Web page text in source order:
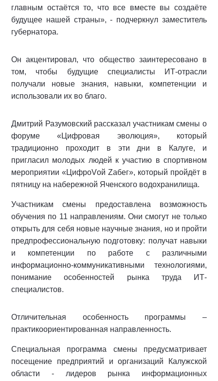
главным остаётся то, что все вместе вы создаёте
будущее нашей страны», - подчеркнул заместитель
губернатора.
Он акцентировал, что общество заинтересовано в
том, чтобы будущие специалисты ИТ-отрасли
получали новые знания, навыки, компетенции и
использовали их во благо.
Дмитрий Разумовский рассказал участникам смены о
форуме «Цифровая эволюция», который
традиционно проходит в эти дни в Калуге, и
пригласил молодых людей к участию в спортивном
мероприятии «ЦифроVой Zабег», который пройдёт в
пятницу на набережной Яченского водохранилища.
Участникам смены предоставлена возможность
обучения по 11 направлениям. Они смогут не только
открыть для себя новые научные знания, но и пройти
предпрофессиональную подготовку: получат навыки
и компетенции по работе с различными
информационно-коммуникативными технологиями,
понимание особенностей рынка труда ИТ-
специалистов.
Отличительная особенность программы –
практикоориентированная направленность.
Специальная программа смены предусматривает
посещение предприятий и организаций Калужской
области - лидеров рынка информационных